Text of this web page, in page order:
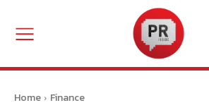
Home Finance